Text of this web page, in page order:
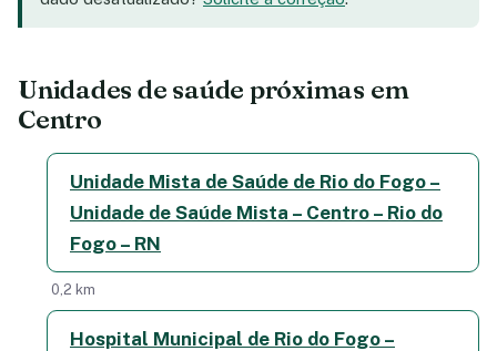
Unidades de saúde próximas em
Centro
Unidade Mista de Saúde de Rio do Fogo –
Unidade de Saúde Mista – Centro – Rio do
Fogo – RN
0,2 km
Hospital Municipal de Rio do Fogo –